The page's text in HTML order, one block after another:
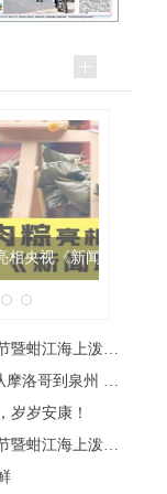
联播》
岁岁安康！